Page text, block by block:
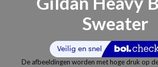
Sweater
De afbeeldingen worden met hoge druk op